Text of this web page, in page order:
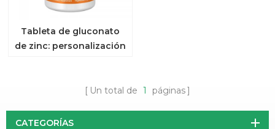
Tableta de gluconato
de zinc: personalización
Un total de 1 páginas
CATEGORÍAS